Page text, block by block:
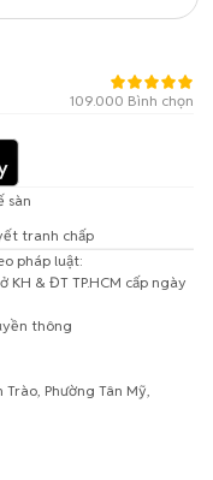
109.000 Bình chọn
sàn
tranh chấp
pháp luật:
KH & ĐT TP.HCM cấp ngày
thông
Trào, Phường Tân Mỹ,